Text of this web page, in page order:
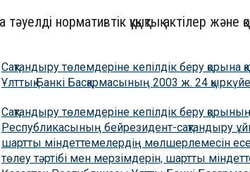
тәуелді нормативтік құқықтық актілер және
Сақтандыру төлемдеріне кепілдік беру
Ұлттық Банкі Басқармасының 2003 ж. 24
Сақтандыру төлемдеріне кепілдік беру
Республикасының бейрезидент-сақтандыру
шартты міндеттемелердің мөлшерлемесін
төлеу тәртібі мен мерзімдерін, шартты